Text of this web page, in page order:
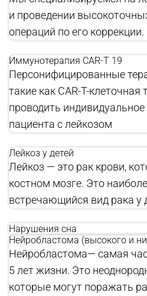
и проведении
операций по его коррекции.
Иммунотерапия CAR-T 19
Персонифицированные
такие как CAR-T-
проводить
пациента с лейкозом
Лейкоз у детей
Лейкоз — это рак крови,
костном мозге. Это
встречающийся вид рака у
Нарушения сна
Нейробластома (высокого и
Нейробластома— самая
5 лет жизни. Это
которые могут поражать